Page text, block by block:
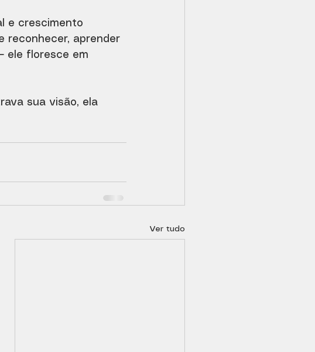
e crescimento
reconhecer, aprender
ele floresce em
sua visão, ela
Ver tudo